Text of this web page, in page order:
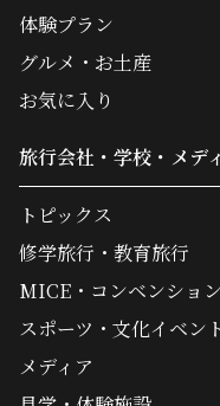
体験プラン
グルメ・お土産
お気に入り
旅行会社・学校・メデ
トピックス
修学旅行・教育旅行
MICE・コンベンション
スポーツ・文化イベン
メディア